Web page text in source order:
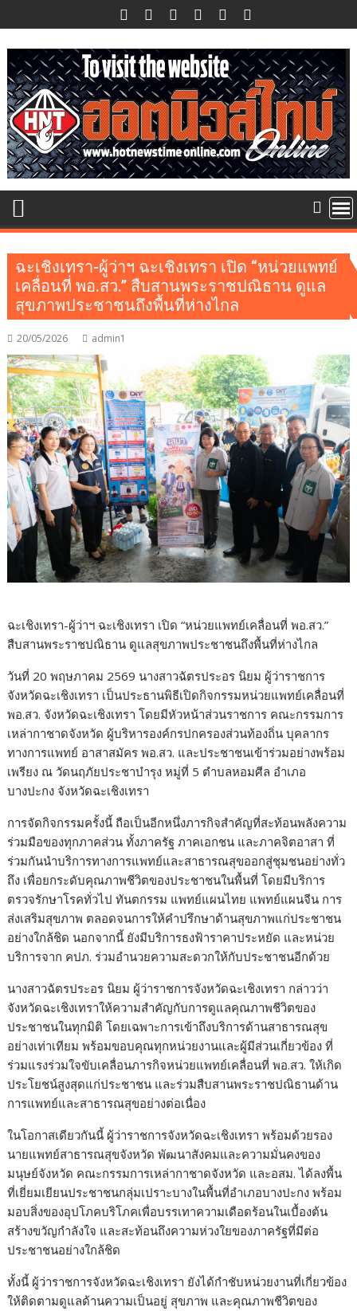
to
content
ฉะเชิงเทรา-ผู้ว่าฯ ฉะเชิงเทรา เปิด “หน่วยแพทย์
เคลื่อนที่ พอ.สว.” สืบสานพระราชปณิธาน ดูแล
สุขภาพประชาชนถึงพื้นที่ห่างไกล
20/05/2026 admin1
ฉะเชิงเทรา-ผู้ว่าฯ ฉะเชิงเทรา เปิด “หน่วยแพทย์เคลื่อนที่ พอ.สว.”
สืบสานพระราชปณิธาน ดูแลสุขภาพประชาชนถึงพื้นที่ห่างไกล
วันที่ 20 พฤษภาคม 2569 นางสาวฉัตรประอร นิยม ผู้ว่าราชการ
จังหวัดฉะเชิงเทรา เป็นประธานพิธีเปิดกิจกรรมหน่วยแพทย์เคลื่อนที่
พอ.สว. จังหวัดฉะเชิงเทรา โดยมีหัวหน้าส่วนราชการ คณะกรรมการ
เหล่ากาชาดจังหวัด ผู้บริหารองค์กรปกครองส่วนท้องถิ่น บุคลากร
ทางการแพทย์ อาสาสมัคร พอ.สว. และประชาชนเข้าร่วมอย่างพร้อม
เพรียง ณ วัดนฤภัยประชาบำรุง หมู่ที่ 5 ตำบลหอมศีล อำเภอ
บางปะกง จังหวัดฉะเชิงเทรา
การจัดกิจกรรมครั้งนี้ ถือเป็นอีกหนึ่งภารกิจสำคัญที่สะท้อนพลังความ
ร่วมมือของทุกภาคส่วน ทั้งภาครัฐ ภาคเอกชน และภาคจิตอาสา ที่
ร่วมกันนำบริการทางการแพทย์และสาธารณสุขออกสู่ชุมชนอย่างทั่ว
ถึง เพื่อยกระดับคุณภาพชีวิตของประชาชนในพื้นที่ โดยมีบริการ
ตรวจรักษาโรคทั่วไป ทันตกรรม แพทย์แผนไทย แพทย์แผนจีน การ
ส่งเสริมสุขภาพ ตลอดจนการให้คำปรึกษาด้านสุขภาพแก่ประชาชน
อย่างใกล้ชิด นอกจากนี้ ยังมีบริการธงฟ้าราคาประหยัด และหน่วย
บริการจาก คปภ. ร่วมอำนวยความสะดวกให้กับประชาชนอีกด้วย
นางสาวฉัตรประอร นิยม ผู้ว่าราชการจังหวัดฉะเชิงเทรา กล่าวว่า
จังหวัดฉะเชิงเทราให้ความสำคัญกับการดูแลคุณภาพชีวิตของ
ประชาชนในทุกมิติ โดยเฉพาะการเข้าถึงบริการด้านสาธารณสุข
อย่างเท่าเทียม พร้อมขอบคุณทุกหน่วยงานและผู้มีส่วนเกี่ยวข้อง ที่
ร่วมแรงร่วมใจขับเคลื่อนภารกิจหน่วยแพทย์เคลื่อนที่ พอ.สว. ให้เกิด
ประโยชน์สูงสุดแก่ประชาชน และร่วมสืบสานพระราชปณิธานด้าน
การแพทย์และสาธารณสุขอย่างต่อเนื่อง
ในโอกาสเดียวกันนี้ ผู้ว่าราชการจังหวัดฉะเชิงเทรา พร้อมด้วยรอง
นายแพทย์สาธารณสุขจังหวัด พัฒนาสังคมและความมั่นคงของ
มนุษย์จังหวัด คณะกรรมการเหล่ากาชาดจังหวัด และอสม. ได้ลงพื้น
ที่เยี่ยมเยียนประชาชนกลุ่มเปราะบางในพื้นที่อำเภอบางปะกง พร้อม
มอบสิ่งของอุปโภคบริโภคเพื่อบรรเทาความเดือดร้อนในเบื้องต้น
สร้างขวัญกำลังใจ และสะท้อนถึงความห่วงใยของภาครัฐที่มีต่อ
ประชาชนอย่างใกล้ชิด
ทั้งนี้ ผู้ว่าราชการจังหวัดฉะเชิงเทรา ยังได้กำชับหน่วยงานที่เกี่ยวข้อง
ให้ติดตามดูแลด้านความเป็นอยู่ สุขภาพ และคุณภาพชีวิตของ